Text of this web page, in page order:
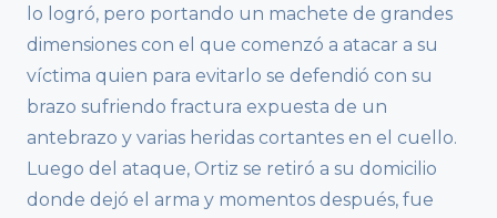
lo logró, pero portando un machete de grandes
dimensiones con el que comenzó a atacar a su
víctima quien para evitarlo se defendió con su
brazo sufriendo fractura expuesta de un
antebrazo y varias heridas cortantes en el cuello.
Luego del ataque, Ortiz se retiró a su domicilio
donde dejó el arma y momentos después, fue